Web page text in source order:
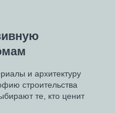
и архитектуру
строительства
те, кто ценит